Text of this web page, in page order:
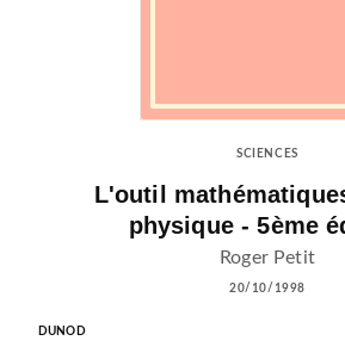
SCIENCES
L'outil
physique - 5ème
Roger Petit
20/10/1998
DUNOD